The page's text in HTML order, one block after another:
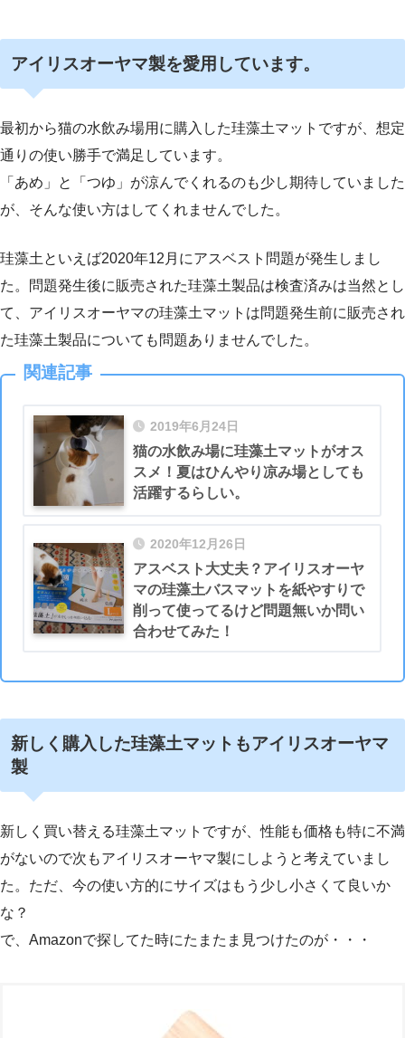
アイリスオーヤマ製を愛用しています。
最初から猫の水飲み場用に購入した珪藻土マットですが、想定
通りの使い勝手で満足しています。
「あめ」と「つゆ」が涼んでくれるのも少し期待していました
が、そんな使い方はしてくれませんでした。
珪藻土といえば2020年12月にアスベスト問題が発生しまし
た。問題発生後に販売された珪藻土製品は検査済みは当然とし
て、アイリスオーヤマの珪藻土マットは問題発生前に販売され
た珪藻土製品についても問題ありませんでした。
関連記事
2019年6月24日
猫の水飲み場に珪藻土マットがオス
スメ！夏はひんやり凉み場としても
活躍するらしい。
2020年12月26日
アスベスト大丈夫？アイリスオーヤ
マの珪藻土バスマットを紙やすりで
削って使ってるけど問題無いか問い
合わせてみた！
新しく購入した珪藻土マットもアイリスオーヤマ
製
新しく買い替える珪藻土マットですが、性能も価格も特に不満
がないので次もアイリスオーヤマ製にしようと考えていまし
た。ただ、今の使い方的にサイズはもう少し小さくて良いか
な？
で、Amazonで探してた時にたまたま見つけたのが・・・